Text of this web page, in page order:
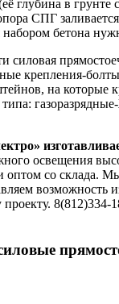
глубина в грунте
СПГ
набором бетона
силовая
крепления-
на которые
освещения
оптом со склада.
возможность
8(812)334-